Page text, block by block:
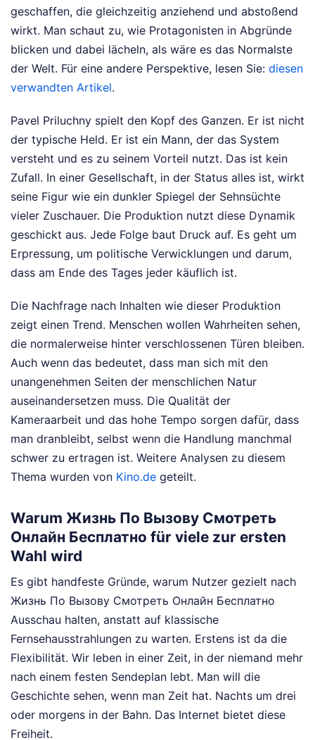
geschaffen, die gleichzeitig anziehend und abstoßend
wirkt. Man schaut zu, wie Protagonisten in Abgründe
blicken und dabei lächeln, als wäre es das Normalste
der Welt. Für eine andere Perspektive, lesen Sie: diesen
verwandten Artikel.
Pavel Priluchny spielt den Kopf des Ganzen. Er ist nicht
der typische Held. Er ist ein Mann, der das System
versteht und es zu seinem Vorteil nutzt. Das ist kein
Zufall. In einer Gesellschaft, in der Status alles ist, wirkt
seine Figur wie ein dunkler Spiegel der Sehnsüchte
vieler Zuschauer. Die Produktion nutzt diese Dynamik
geschickt aus. Jede Folge baut Druck auf. Es geht um
Erpressung, um politische Verwicklungen und darum,
dass am Ende des Tages jeder käuflich ist.
Die Nachfrage nach Inhalten wie dieser Produktion
zeigt einen Trend. Menschen wollen Wahrheiten sehen,
die normalerweise hinter verschlossenen Türen bleiben.
Auch wenn das bedeutet, dass man sich mit den
unangenehmen Seiten der menschlichen Natur
auseinandersetzen muss. Die Qualität der
Kameraarbeit und das hohe Tempo sorgen dafür, dass
man dranbleibt, selbst wenn die Handlung manchmal
schwer zu ertragen ist. Weitere Analysen zu diesem
Thema wurden von Kino.de geteilt.
Warum Жизнь По Вызову Смотреть
Онлайн Бесплатно für viele zur ersten
Wahl wird
Es gibt handfeste Gründe, warum Nutzer gezielt nach
Жизнь По Вызову Смотреть Онлайн Бесплатно
Ausschau halten, anstatt auf klassische
Fernsehausstrahlungen zu warten. Erstens ist da die
Flexibilität. Wir leben in einer Zeit, in der niemand mehr
nach einem festen Sendeplan lebt. Man will die
Geschichte sehen, wenn man Zeit hat. Nachts um drei
oder morgens in der Bahn. Das Internet bietet diese
Freiheit.